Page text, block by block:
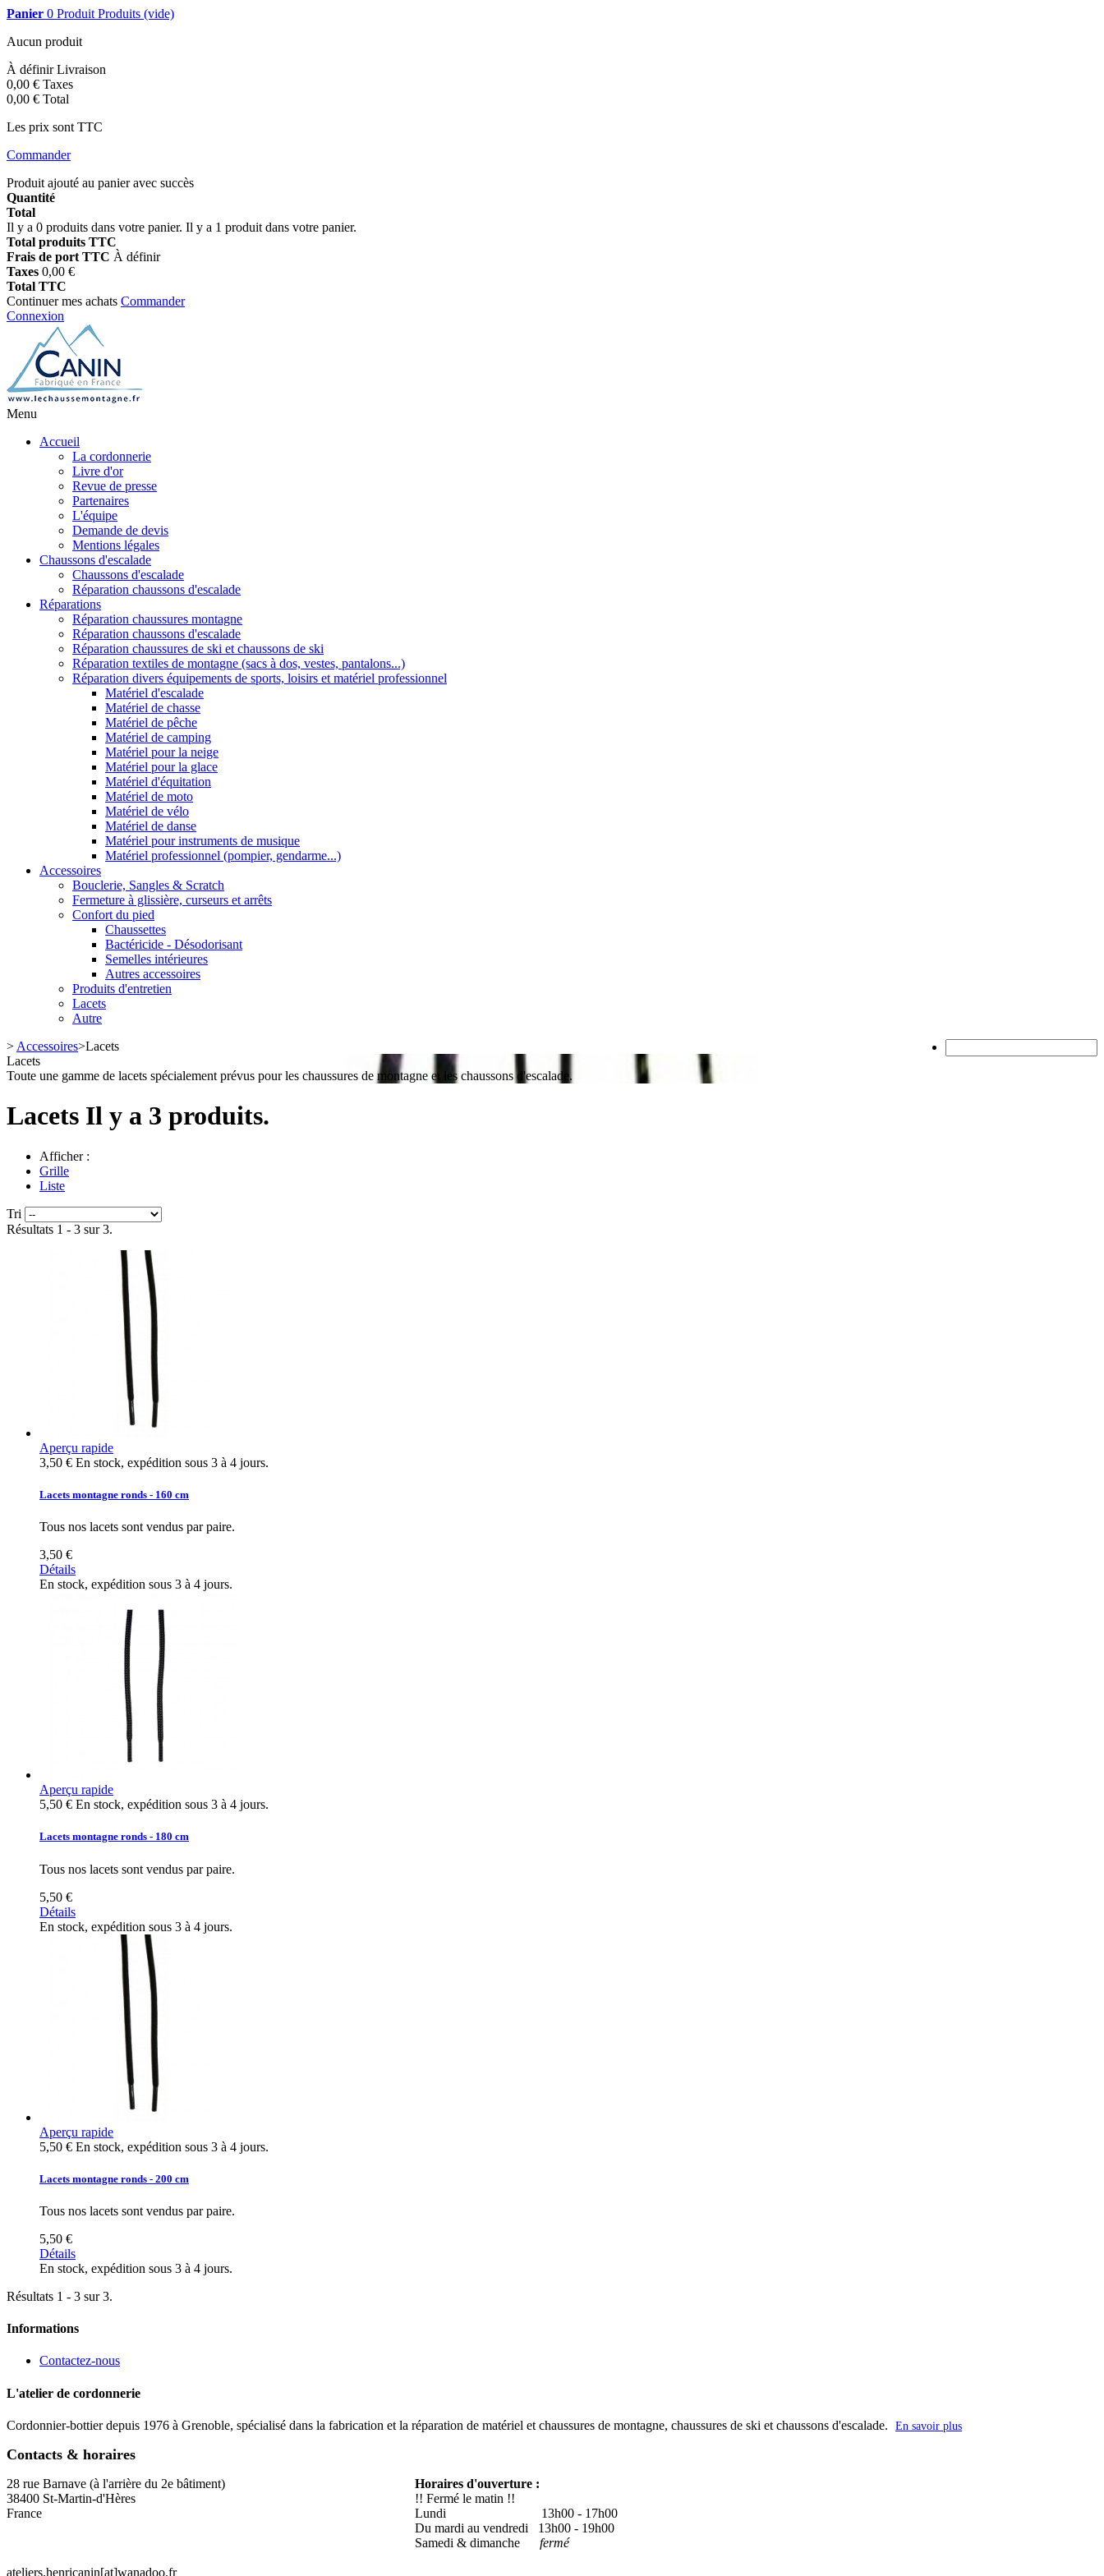
Panier 0 Produit Produits (vide)
Aucun produit
À définirLivraison
0,00 € Taxes
0,00 € Total
Les prix sont TTC
Commander
Produit ajouté au panier avec succès
Quantité
Total
Il y a 0 produits dans votre panier. Il y a 1 produit dans votre panier.
Total produits TTC
Frais de port TTC À définir
Taxes 0,00 €
Total TTC
Continuer mes achats Commander
Connexion
Menu
Accueil
La cordonnerie
Livre d'or
Revue de presse
Partenaires
L'équipe
Demande de devis
Mentions légales
Chaussons d'escalade
Chaussons d'escalade
Réparation chaussons d'escalade
Réparations
Réparation chaussures montagne
Réparation chaussons d'escalade
Réparation chaussures de ski et chaussons de ski
Réparation textiles de montagne (sacs à dos, vestes, pantalons...)
Réparation divers équipements de sports, loisirs et matériel professionnel
Matériel d'escalade
Matériel de chasse
Matériel de pêche
Matériel de camping
Matériel pour la neige
Matériel pour la glace
Matériel d'équitation
Matériel de moto
Matériel de vélo
Matériel de danse
Matériel pour instruments de musique
Matériel professionnel (pompier, gendarme...)
Accessoires
Bouclerie, Sangles & Scratch
Fermeture à glissière, curseurs et arrêts
Confort du pied
Chaussettes
Bactéricide - Désodorisant
Semelles intérieures
Autres accessoires
Produits d'entretien
Lacets
Autre
> Accessoires>Lacets
Lacets
Toute une gamme de lacets spécialement prévus pour les chaussures de montagne et les chaussons d'escalade.
Lacets Il y a 3 produits.
Afficher :
Grille
Liste
Tri
Résultats 1 - 3 sur 3.
Aperçu rapide
3,50 € En stock, expédition sous 3 à 4 jours.
Lacets montagne ronds - 160 cm
Tous nos lacets sont vendus par paire.
3,50 €
Détails
En stock, expédition sous 3 à 4 jours.
Aperçu rapide
5,50 € En stock, expédition sous 3 à 4 jours.
Lacets montagne ronds - 180 cm
Tous nos lacets sont vendus par paire.
5,50 €
Détails
En stock, expédition sous 3 à 4 jours.
Aperçu rapide
5,50 € En stock, expédition sous 3 à 4 jours.
Lacets montagne ronds - 200 cm
Tous nos lacets sont vendus par paire.
5,50 €
Détails
En stock, expédition sous 3 à 4 jours.
Résultats 1 - 3 sur 3.
Informations
Contactez-nous
L'atelier de cordonnerie
Cordonnier-bottier depuis 1976 à Grenoble, spécialisé dans la fabrication et la réparation de matériel et chaussures de montagne, chaussures de ski et chaussons d'escalade. En savoir plus
Contacts & horaires
28 rue Barnave (à l'arrière du 2e bâtiment)
38400 St-Martin-d'Hères
France
ateliers.henricanin[at]wanadoo.fr
Horaires d'ouverture :
!! Fermé le matin !!
Lundi 13h00 - 17h00
Du mardi au vendredi 13h00 - 19h00
Samedi & dimanche fermé